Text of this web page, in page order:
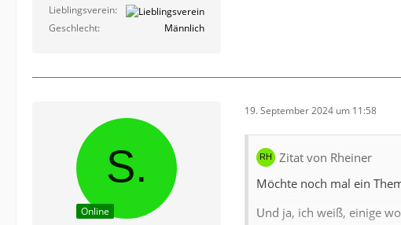
Lieblingsverein
Geschlecht
Männlich
Online
19. September 2024 um 11:58
Zitat von Rheiner
Möchte noch mal ein
Und ja, ich weiß, einige